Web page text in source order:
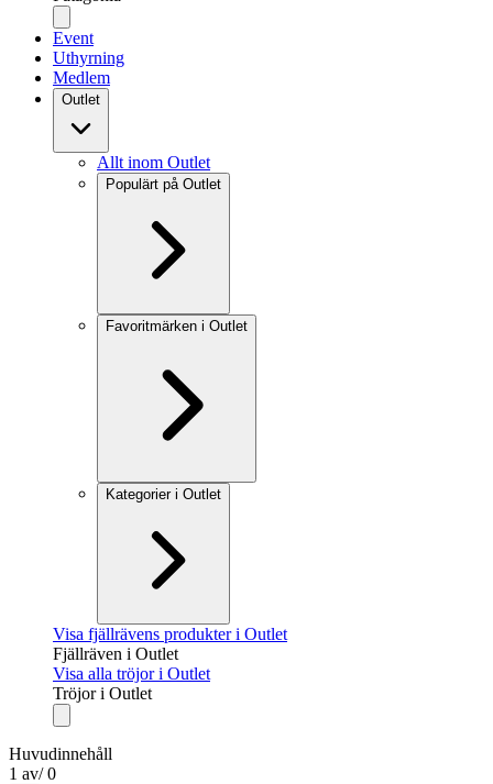
Event
Uthyrning
Medlem
Outlet
Allt inom Outlet
Populärt på Outlet
Favoritmärken i Outlet
Kategorier i Outlet
Visa fjällrävens produkter i Outlet
Fjällräven i Outlet
Visa alla tröjor i Outlet
Tröjor i Outlet
Huvudinnehåll
1 av/ 0